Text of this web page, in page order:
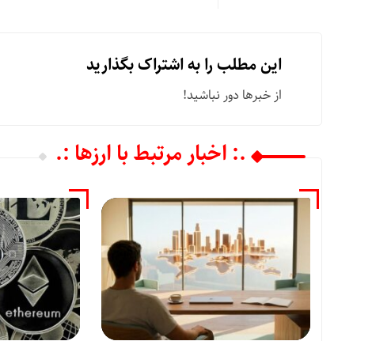
این مطلب را به اشتراک بگذارید
از خبرها دور نباشید!
.: اخبار مرتبط با ارزها :.